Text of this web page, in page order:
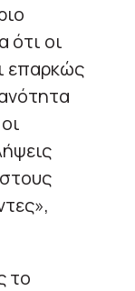
ότι οι
επαρκώς
το